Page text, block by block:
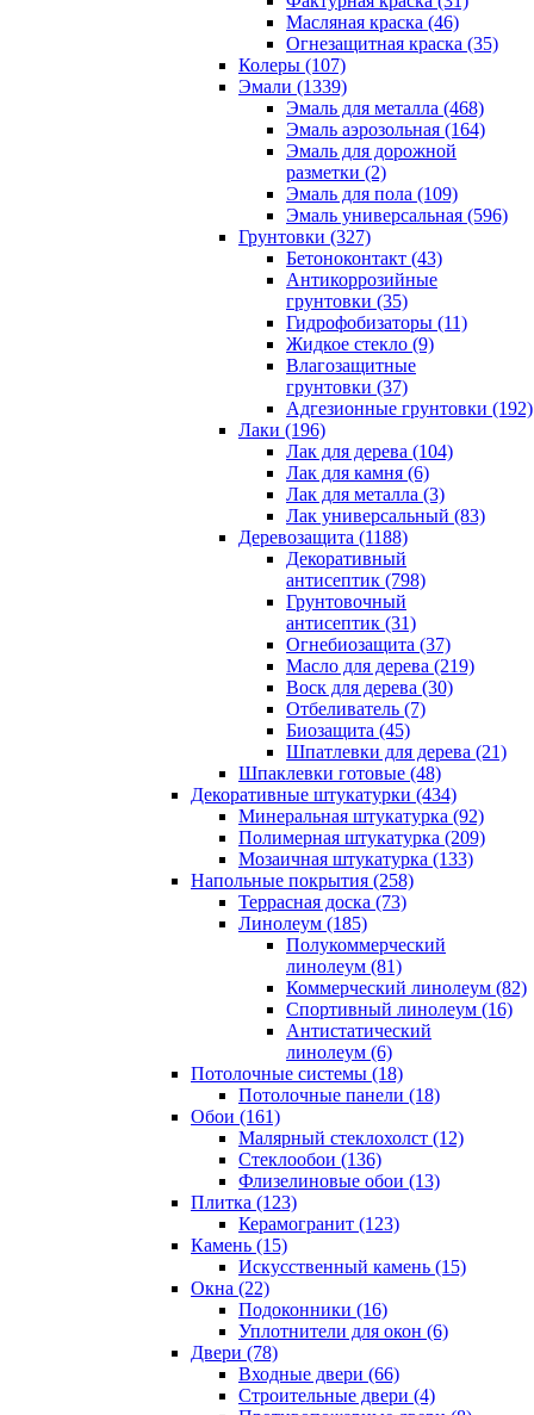
Масляная краска (46)
Огнезащитная краска (35)
Колеры (107)
Эмали (1339)
Эмаль для металла (468)
Эмаль аэрозольная (164)
Эмаль для дорожной
разметки (2)
Эмаль для пола (109)
Эмаль универсальная (596)
Грунтовки (327)
Бетоноконтакт (43)
Антикоррозийные
грунтовки (35)
Гидрофобизаторы (11)
Жидкое стекло (9)
Влагозащитные
грунтовки (37)
Адгезионные грунтовки (192)
Лаки (196)
Лак для дерева (104)
Лак для камня (6)
Лак для металла (3)
Лак универсальный (83)
Деревозащита (1188)
Декоративный
антисептик (798)
Грунтовочный
антисептик (31)
Огнебиозащита (37)
Масло для дерева (219)
Воск для дерева (30)
Отбеливатель (7)
Биозащита (45)
Шпатлевки для дерева (21)
Шпаклевки готовые (48)
Декоративные штукатурки (434)
Минеральная штукатурка (92)
Полимерная штукатурка (209)
Мозаичная штукатурка (133)
Напольные покрытия (258)
Террасная доска (73)
Линолеум (185)
Полукоммерческий
линолеум (81)
Коммерческий линолеум (82)
Спортивный линолеум (16)
Антистатический
линолеум (6)
Потолочные системы (18)
Потолочные панели (18)
Обои (161)
Малярный стеклохолст (12)
Стеклообои (136)
Флизелиновые обои (13)
Плитка (123)
Керамогранит (123)
Камень (15)
Искусственный камень (15)
Окна (22)
Подоконники (16)
Уплотнители для окон (6)
Двери (78)
Входные двери (66)
Строительные двери (4)